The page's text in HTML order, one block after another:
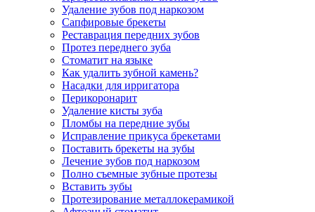
Удаление зубов под наркозом
Сапфировые брекеты
Реставрация передних зубов
Протез переднего зуба
Стоматит на языке
Как удалить зубной камень?
Насадки для ирригатора
Перикоронарит
Удаление кисты зуба
Пломбы на передние зубы
Исправление прикуса брекетами
Поставить брекеты на зубы
Лечение зубов под наркозом
Полно съемные зубные протезы
Вставить зубы
Протезирование металлокерамикой